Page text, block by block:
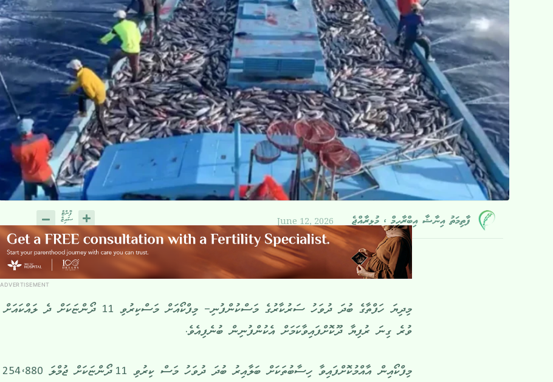
ފާތިމަތު އިނާޝާ އިބްރާހީމް ، މުޅިރާއްޖެ June 12, 2026
ADVERTISEMENT
މިދިޔަ ހަފްތާގެ ބުދަ ދުވަހު ސަރުކާރުގެ މަސްކުންފުނި– މިފްކޯއަށް މަސްކިރުވި 11 ދޯންޏަކަށް ދެ ލައްކައަށް
ވުރެ ގިނަ ރުފިޔާ ދޫކޮށްފައިވާކަމަށް އެކުންފުނިން ބުނެފިއެވެ.
މިފްކޯއިން އާއްމުކޮށްފައިވާ ހިސާބުތަކަށް ބަލާއިރު ބުދަ ދުވަހު މަސް ކިރުވި 11 ދޯންޏަކަށް ޖުމްލަ 254،880